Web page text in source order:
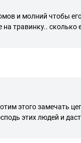
и молний чтобы
травинку.. сколько
этого замечать
этих людей и